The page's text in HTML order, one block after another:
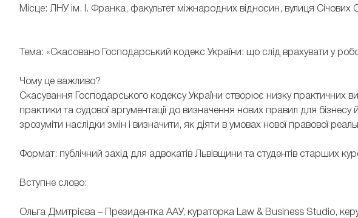
Місце: ЛНУ ім. І. Франка, факультет міжнародних відносин, вулиця Січових
Тема: «Скасовано Господарський кодекс України: що слід врахувати у
Чому це важливо?
Скасування Господарського кодексу України створює низку практичних
практики та судової аргументації до визначення нових правил для
зрозуміти наслідки змін і визначити, як діяти в умовах нової правової
Формат: публічний захід для адвокатів Львівщини та студентів старших
Вступне слово:
Ольга Дмитрієва – Президентка ААУ, кураторка Law & Business Studio,